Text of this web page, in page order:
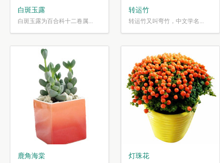
白斑玉露
白斑玉露为百合科十二卷属...
转运竹
转运竹又叫弯竹，中文学名...
鹿角海棠 灯珠花